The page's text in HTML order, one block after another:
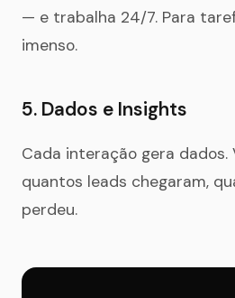
— e trabalha 24/7. Para
imenso.
5. Dados e Insights
Cada interação gera
quantos leads chegaram,
perdeu.